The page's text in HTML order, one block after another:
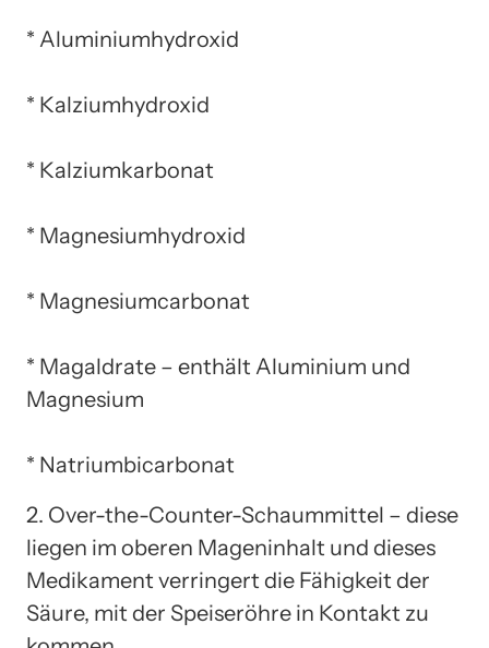
* Aluminiumhydroxid
* Kalziumhydroxid
* Kalziumkarbonat
* Magnesiumhydroxid
* Magnesiumcarbonat
* Magaldrate – enthält Aluminium und
Magnesium
* Natriumbicarbonat
2. Over-the-Counter-Schaummittel – diese
liegen im oberen Mageninhalt und dieses
Medikament verringert die Fähigkeit der
Säure, mit der Speiseröhre in Kontakt zu